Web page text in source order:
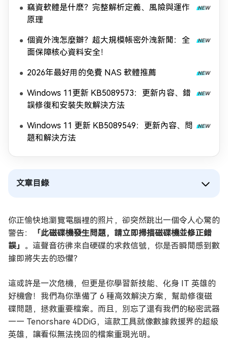
竊資軟體是什麽？完整解析定義、風險與運作
原理
個資外洩怎麼辦？超大規模帳密外洩新聞：全
面保障核心資料安全！
2026年最好用的免費 NAS 軟體推薦
Windows 11更新 KB5089573：更新内容、錯
誤修復和安裝失敗解決方法
Windows 11 更新 KB5089549：更新內容、問
題和解決方法
文章目錄
你正愉快地瀏覽電腦裡的照片，卻突然跳出一個令人心驚的
警告：
「此磁碟機發生問題，請立即掃描磁碟機並修正錯
誤」
。這聲音彷彿來自硬碟的求救信號，你是否瞬間感到數
據即將失去的恐懼？
這或許是一次危機，但更是你學習新技能、化身 IT 英雄的
好機會！我們為你準備了 6 種高效解決方案，幫助修復磁
碟問題，拯救重要檔案。而且，別忘了還有我們的秘密武器
—— Tenorshare 4DDiG，這款工具就像數據救援界的超級
英雄，讓看似無法挽回的檔案重現光明。